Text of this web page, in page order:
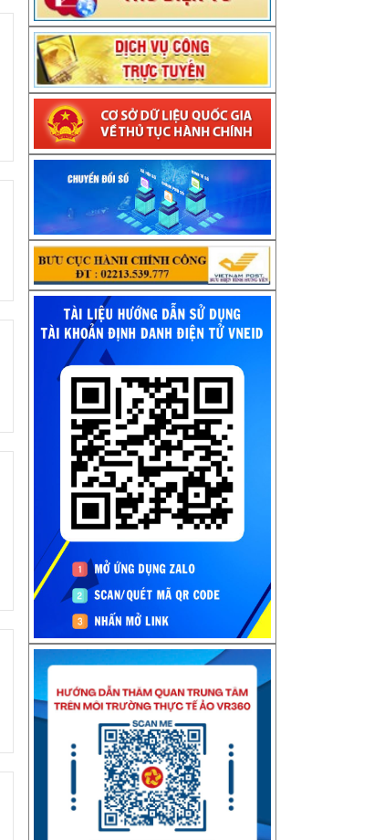
Thông báo về việc nghỉ Tết Nguyên